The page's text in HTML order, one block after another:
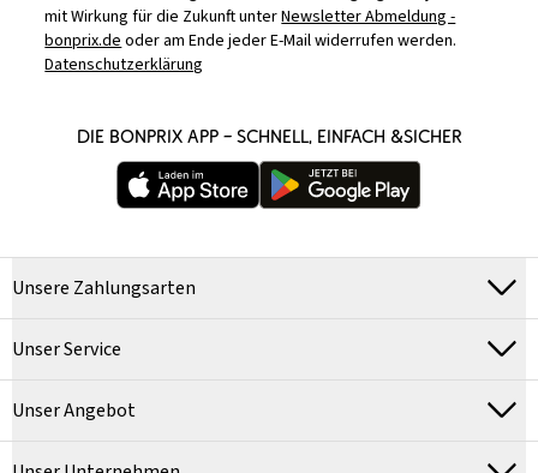
mit Wirkung für die Zukunft unterNewsletter Abmeldung -
bonprix.deoder am Ende jeder E-Mail widerrufen werden.
Datenschutzerklärung
DIE BONPRIX APP – SCHNELL, EINFACH &SICHER
Unsere Zahlungsarten
Unser Service
Unser Angebot